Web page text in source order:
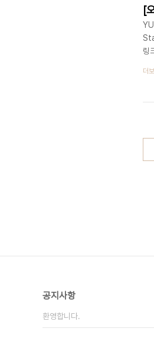
링
더
공지사항
환영합니다.